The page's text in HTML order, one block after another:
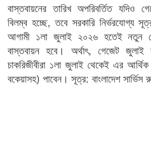
বাস্তবায়নের তারিখ অপরিবর্তিত যদিও
বিলম্ব হচ্ছে, তবে সরকারি নির্ভরযোগ্য
আগামী ১লা জুলাই ২০২৬ হতেই নতুন
বাস্তবায়ন হবে। অর্থাৎ, গেজেট
চাকরিজীবীরা ১লা জুলাই থেকেই এর আর্থিক
বকেয়াসহ) পাবেন। সূত্র: বাংলাদেশ সার্ভিস